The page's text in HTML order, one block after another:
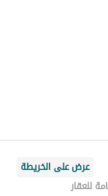
عرض على الخريطة
للعقار